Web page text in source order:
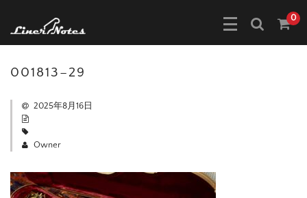
0
001813–29
2025年8月16日
Owner